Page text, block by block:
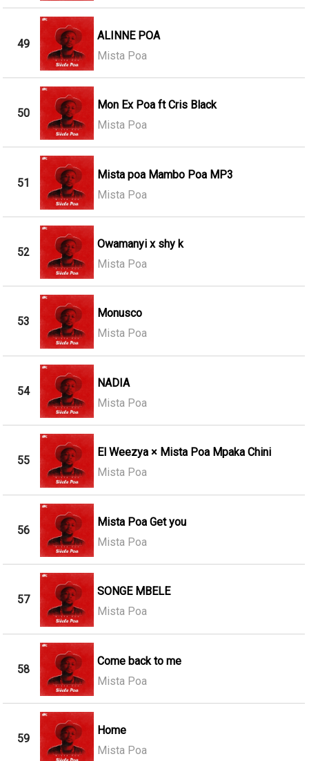
49
ALINNE POA
Mista Poa
50
Mon Ex Poa ft Cris Black
Mista Poa
51
Mista poa Mambo Poa MP3
Mista Poa
52
Owamanyi x shy k
Mista Poa
53
Monusco
Mista Poa
54
NADIA
Mista Poa
55
El Weezya × Mista Poa Mpaka Chini
Mista Poa
56
Mista Poa Get you
Mista Poa
57
SONGE MBELE
Mista Poa
58
Come back to me
Mista Poa
59
Home
Mista Poa